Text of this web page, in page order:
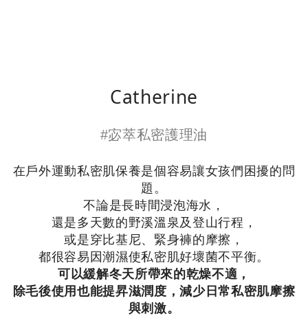
Catherine
#宓萃私密護理油
在戶外運動私密肌保養是個容易讓女孩們困擾的問
題。
不論是長時間浸泡海水，
還是多天數的野溪溫泉及登山行程，
或是穿比基尼、緊身褲的摩擦，
都很容易因潮濕使私密肌好壞菌不平衡。
可以緩解冬天所帶來的乾燥不適，
除毛後使用也能提昇滋潤度，減少日常私密肌摩擦
與刺激。